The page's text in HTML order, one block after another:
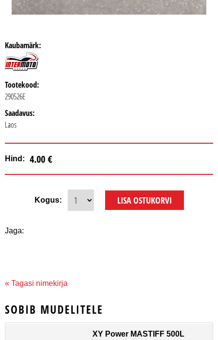
Kaubamärk:
Tootekood:
290526E
Saadavus:
Laos
Hind: 4.00 €
Kogus:
Jaga:
« Tagasi nimekirja
SOBIB MUDELITELE
XY Power MASTIFF 500L